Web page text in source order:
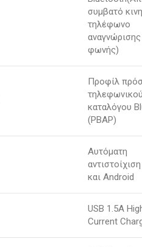
συμβατό
τηλέφωνο
αναγνώρισης
φωνής)
Προφίλ
καταλόγου
(PBAP)
Αυτόματη
και Android
USB 1.5A
Current